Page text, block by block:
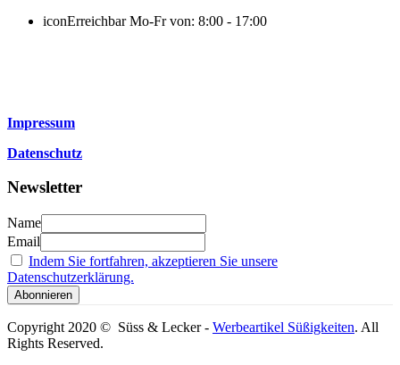
iconErreichbar Mo-Fr von: 8:00 - 17:00
Impressum
Datenschutz
Newsletter
Name
Email
Indem Sie fortfahren, akzeptieren Sie unsere
Datenschutzerklärung.
Copyright 2020 © Süss & Lecker - Werbeartikel Süßigkeiten. All
Rights Reserved.